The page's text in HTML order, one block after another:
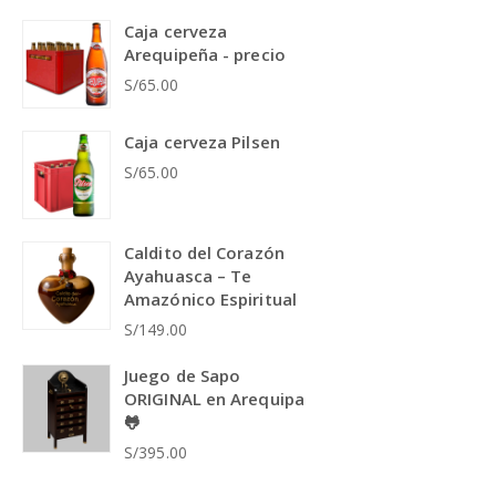
Caja cerveza
Arequipeña - precio
S/65.00
Caja cerveza Pilsen
S/65.00
Caldito del Corazón
Ayahuasca – Te
Amazónico Espiritual
S/149.00
Juego de Sapo
ORIGINAL en Arequipa
🐸
S/395.00